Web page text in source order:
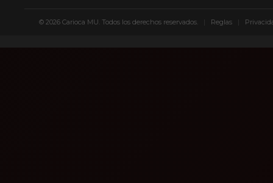
© 2026 Carioca MU. Todos los derechos reservados. Reglas